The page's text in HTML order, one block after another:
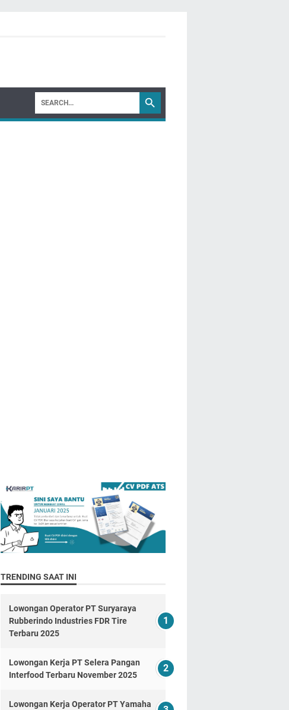
TRENDING SAAT INI
Lowongan Operator PT Suryaraya
Rubberindo Industries FDR Tire
Terbaru 2025
Lowongan Kerja PT Selera Pangan
Interfood Terbaru November 2025
Lowongan Kerja Operator PT Yamaha